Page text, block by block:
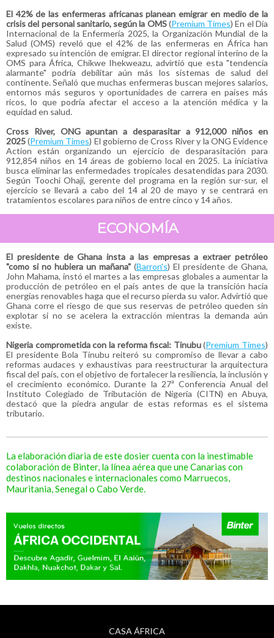
El 42% de las enfermeras africanas planean emigrar en medio de la
crisis del personal sanitario, según la OMS(Premium Times) En el Día
Internacional de la Enfermería 2025, la Organización Mundial de la
Salud (OMS) reveló que el 42% de las enfermeras en África han
expresado su intención de emigrar. El director regional interino de la
OMS para África, Chikwe Ihekweazu, advirtió que esta "tendencia
alarmante" podría debilitar aún más los sistemas de salud del
continente. Señaló que muchas enfermeras buscan mejores salarios,
entornos más seguros y oportunidades de carrera en países más
ricos, lo que podría afectar el acceso a la atención médica y la
equidad en salud.
Cross River, ONG apuntan a desparasitar a 912,000 niños en
2025(Premium Times) El gobierno de Cross River y la ONG Evidence
Action están organizando un ejercicio de desparasitación para
912,854 niños en 14 áreas de gobierno local en 2025. La iniciativa
busca eliminar las enfermedades tropicales desatendidas para 2030.
Según Toochi Ohaji, gerente del programa en la región sur-sur, el
ejercicio se llevará a cabo del 14 al 20 de mayo y se centrará en
tratamientos escolares para niños de entre cinco y 14 años.
ECONOMÍA
El presidente de Ghana insta a las empresas a extraer petróleo
"como si no hubiera un mañana" (Barron's) El presidente de Ghana,
John Mahama, instó el martes a las empresas globales a aumentar la
producción de petróleo en el país antes de que la transición hacia
energías renovables haga que el recurso pierda su valor. Advirtió que
Ghana corre el riesgo de que sus reservas de petróleo queden sin
explotar si no se acelera la extracción mientras la demanda aún
existe.
Nigeria comprometida con la reforma fiscal: Tinubu(Premium Times)
El presidente Bola Tinubu reiteró su compromiso de llevar a cabo
reformas audaces y exhaustivas para reestructurar la arquitectura
fiscal del país, con el objetivo de fortalecer la resiliencia, la inclusión y
el crecimiento económico. Durante la 27ª Conferencia Anual del
Instituto Colegiado de Tributación de Nigeria (CITN) en Abuya,
destacó que la piedra angular de estas reformas es el sistema
tributario.
La elaboración diaria de este dosier cuenta con la inestimable
colaboración de Binter, la línea aérea que une Canarias con
destinos nacionales e internacionales como Marruecos,
Mauritania, Senegal o Cabo Verde.
CASA ÁFRICA